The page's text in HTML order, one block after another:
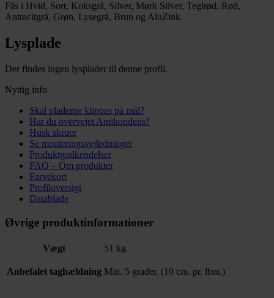
Fås i Hvid, Sort, Koksgrå, Silver, Mørk Silver, Teglrød, Rød,
Antracitgrå, Grøn, Lysegrå, Brun og AluZink.
Lysplade
Der findes ingen lysplader til denne profil.
Nyttig info
Skal pladerne klippes på mål?
Har du overvejet Antikondens?
Husk skruer
Se monteringsvejledninger
Produktgodkendelser
FAQ – Om produkter
Farvekort
Profiloversigt
Datablade
Øvrige produktinformationer
Vægt 51 kg
Anbefalet taghældning Min. 5 grader. (10 cm. pr. lbm.)